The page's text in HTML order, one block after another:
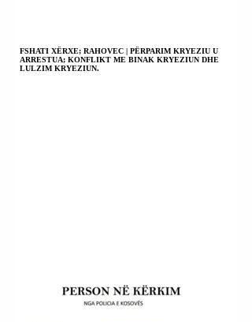
FSHATI XËRXE; RAHOVEC | PËRPARIM KRYEZIU U
ARRESTUA; KONFLIKT ME BINAK KRYEZIUN DHE
LULZIM KRYEZIUN.